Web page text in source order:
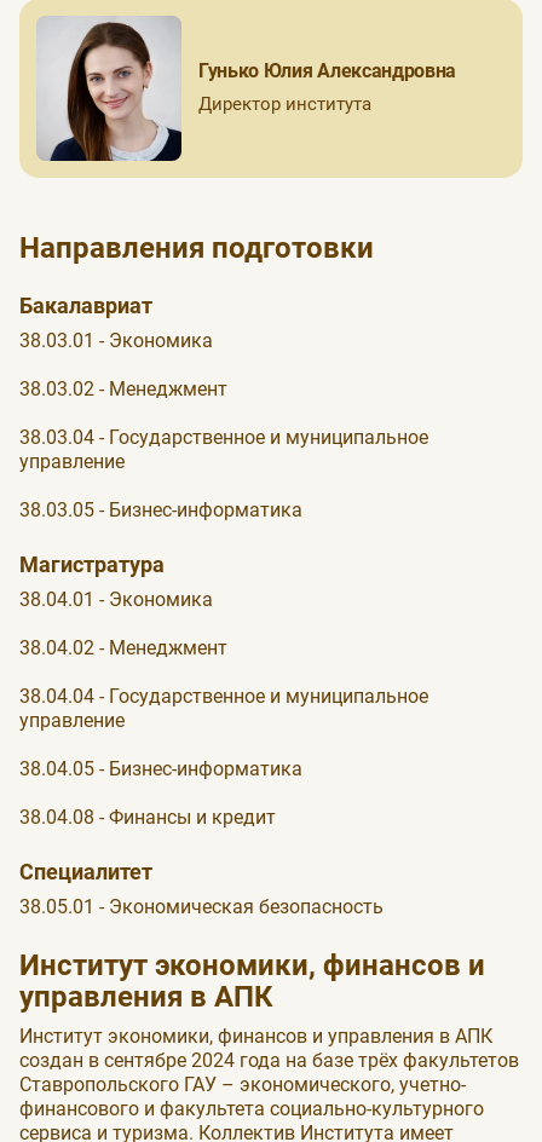
Гунько Юлия Александровна
Директор института
Направления подготовки
Бакалавриат
38.03.01 - Экономика
38.03.02 - Менеджмент
38.03.04 - Государственное и муниципальное
управление
38.03.05 - Бизнес-информатика
Магистратура
38.04.01 - Экономика
38.04.02 - Менеджмент
38.04.04 - Государственное и муниципальное
управление
38.04.05 - Бизнес-информатика
38.04.08 - Финансы и кредит
Специалитет
38.05.01 - Экономическая безопасность
Институт экономики, финансов и
управления в АПК
Институт экономики, финансов и управления в АПК
создан в сентябре 2024 года на базе трёх факультетов
Ставропольского ГАУ – экономического, учетно-
финансового и факультета социально-культурного
сервиса и туризма. Коллектив Института имеет